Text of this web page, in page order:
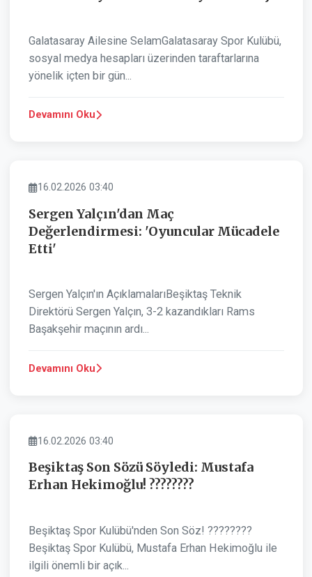
Galatasaray Ailesine SelamGalatasaray Spor Kulübü,
sosyal medya hesapları üzerinden taraftarlarına
yönelik içten bir gün...
Devamını Oku
SPOR
16.02.2026 03:40
Sergen Yalçın'dan Maç
Değerlendirmesi: 'Oyuncular Mücadele
Etti'
Sergen Yalçın'ın AçıklamalarıBeşiktaş Teknik
Direktörü Sergen Yalçın, 3-2 kazandıkları Rams
Başakşehir maçının ardı...
Devamını Oku
SPOR
16.02.2026 03:40
Beşiktaş Son Sözü Söyledi: Mustafa
Erhan Hekimoğlu! ????????
Beşiktaş Spor Kulübü'nden Son Söz! ????????
Beşiktaş Spor Kulübü, Mustafa Erhan Hekimoğlu ile
ilgili önemli bir açık...